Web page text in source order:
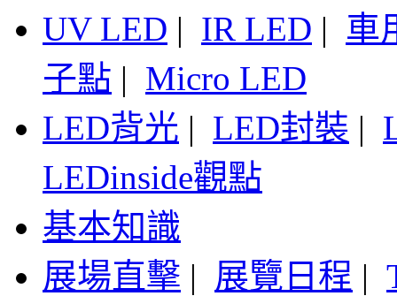
UV LED | IR LED | 車
子點 | Micro LED
LED背光 | LED封裝 |
LEDinside觀點
基本知識
展場直擊 | 展覽日程 |